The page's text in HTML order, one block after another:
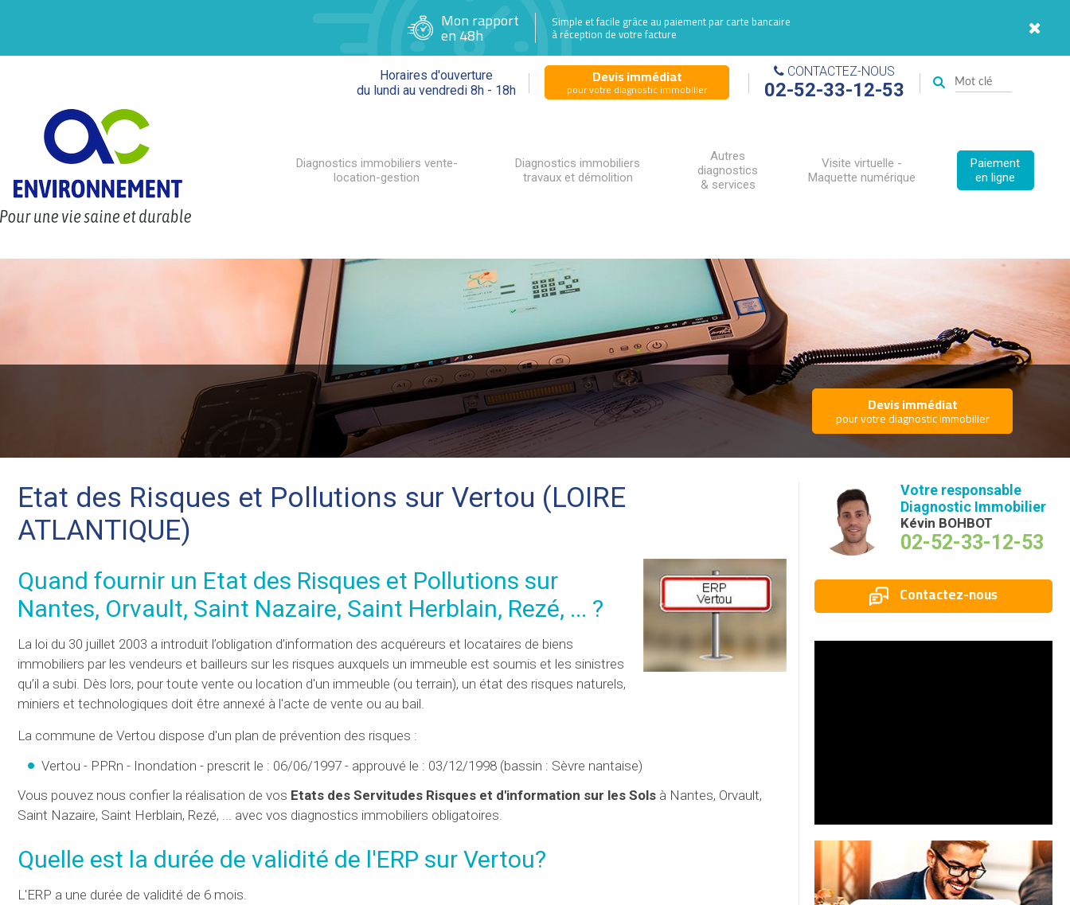
Mon rapport
en 48h
Simple et facile grâce au paiement par carte bancaire
à réception de votre facture
Horaires d'ouverture
du lundi au vendredi 8h - 18h
Devis immédiat
pour votre diagnostic immobilier
CONTACTEZ-NOUS
02-52-33-12-53
Diagnostics immobiliers vente-
location-gestion
Diagnostics immobiliers
travaux et démolition
Autres
diagnostics
& services
Visite virtuelle -
Maquette numérique
Paiement
en ligne
Devis immédiat
pour votre diagnostic immobilier
Etat des Risques et Pollutions sur Vertou (LOIRE
ATLANTIQUE)
Quand fournir un Etat des Risques et Pollutions sur
Nantes, Orvault, Saint Nazaire, Saint Herblain, Rezé, ... ?
La loi du 30 juillet 2003 a introduit l’obligation d’information des acquéreurs et locataires de biens
immobiliers par les vendeurs et bailleurs sur les risques auxquels un immeuble est soumis et les sinistres
qu’il a subi. Dès lors, pour toute vente ou location d'un immeuble (ou terrain), un état des risques naturels,
miniers et technologiques doit être annexé à l'acte de vente ou au bail.
La commune de Vertou dispose d'un plan de prévention des risques :
Vertou - PPRn - Inondation - prescrit le : 06/06/1997 - approuvé le : 03/12/1998 (bassin : Sèvre nantaise)
Vous pouvez nous confier la réalisation de vos Etats des Servitudes Risques et d'information sur les Sols à Nantes, Orvault,
Saint Nazaire, Saint Herblain, Rezé, ... avec vos diagnostics immobiliers obligatoires.
Quelle est la durée de validité de l'ERP sur Vertou?
L'ERP a une durée de validité de 6 mois.
Votre responsable
Diagnostic Immobilier
Kévin BOHBOT
02-52-33-12-53
Contactez-nous